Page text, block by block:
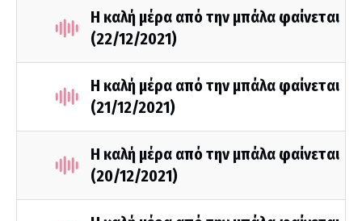
Η καλή μέρα από την μπάλα φαίνεται
(22/12/2021)
Η καλή μέρα από την μπάλα φαίνεται
(21/12/2021)
Η καλή μέρα από την μπάλα φαίνεται
(20/12/2021)